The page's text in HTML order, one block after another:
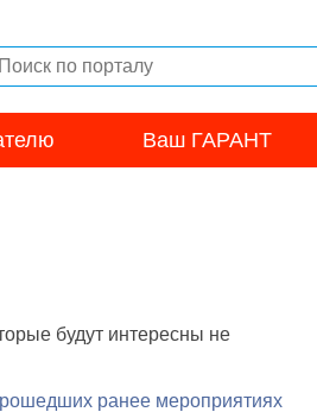
Ваш ГАРАНТ
будут интересны не
ранее мероприятиях